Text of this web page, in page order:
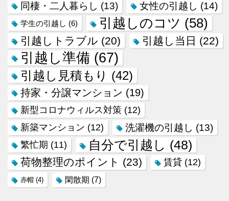
同棲・二人暮らし (13) 女性の引越し (14)
学生の引越し (6) 引越しのコツ (58)
引越しトラブル (20) 引越し当日 (22)
引越し準備 (67)
引越し見積もり (42)
持家・分譲マンション (19)
新型コロナウィルス対策 (12)
新築マンション (12) 洗濯機の引越し (13)
繁忙期 (11) 自分で引越し (48)
荷物整理のポイント (23) 賃貸 (12)
赤帽 (4) 閑散期 (7)